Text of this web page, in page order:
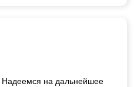
Надеемся на дальнейшее